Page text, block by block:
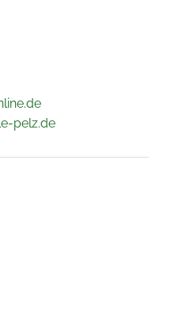
pelz.de